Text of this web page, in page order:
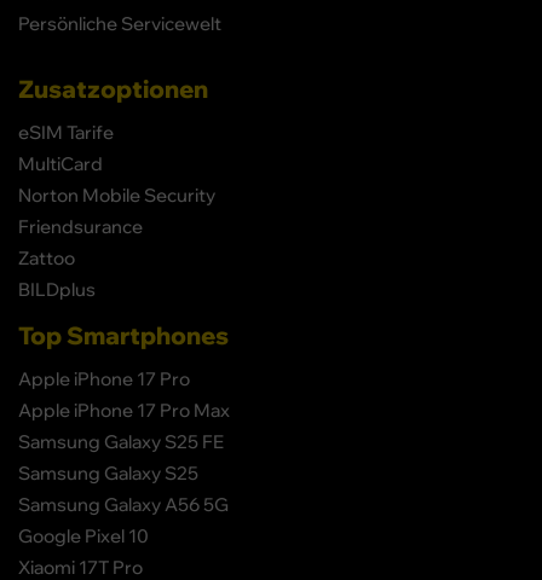
Persönliche Servicewelt
Zusatzoptionen
eSIM Tarife
MultiCard
Norton Mobile Security
Friendsurance
Zattoo
BILDplus
Top Smartphones
Apple iPhone 17 Pro
Apple iPhone 17 Pro Max
Samsung Galaxy S25 FE
Samsung Galaxy S25
Samsung Galaxy A56 5G
Google Pixel 10
Xiaomi 17T Pro